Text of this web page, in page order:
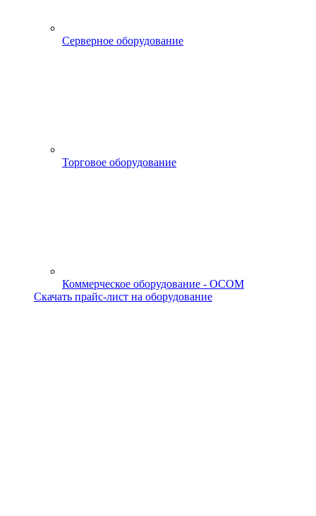
Серверное оборудование
Торговое оборудование
Коммерческое оборудование - OCOM
Скачать прайс-лист на оборудование